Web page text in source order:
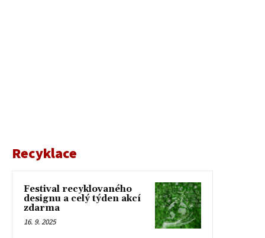
Recyklace
Festival recyklovaného
designu a celý týden akcí
zdarma
16. 9. 2025